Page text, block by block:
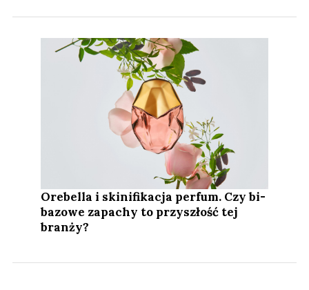
Orebella i skinifikacja perfum. Czy bi-
bazowe zapachy to przyszłość tej
branży?